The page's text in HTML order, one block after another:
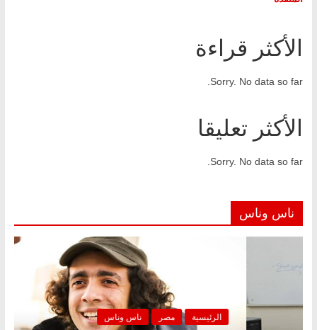
الأكثر قراءة
Sorry. No data so far.
الأكثر تعليقا
Sorry. No data so far.
ناس وناس
الرئيسية ناس وناس